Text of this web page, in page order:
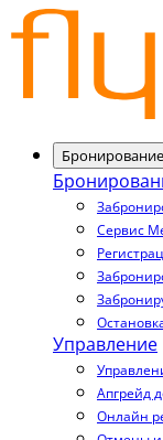
Сервис
Управление
Апгрейд
Онлайн